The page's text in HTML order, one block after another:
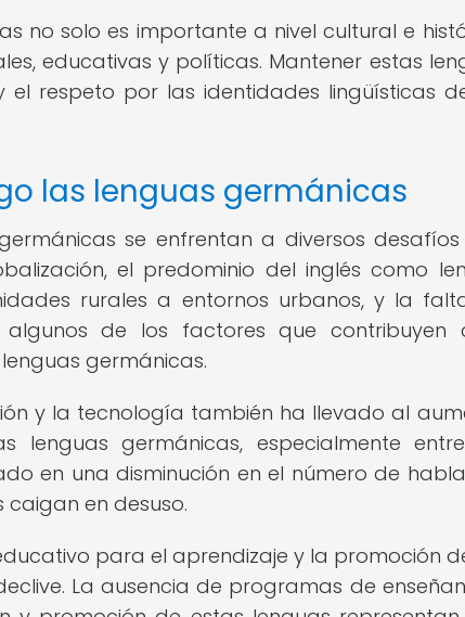
no solo es importante a nivel cultural e
educativas y políticas. Mantener estas
el respeto por las identidades lingüísticas
las lenguas germánicas
se enfrentan a diversos
el predominio del inglés como
rurales a entornos urbanos, y la
algunos de los factores que contribuyen
germánicas.
y la tecnología también ha llevado al
germánicas, especialmente
en una disminución en el número de
caigan en desuso.
para el aprendizaje y la promoción
La ausencia de programas de